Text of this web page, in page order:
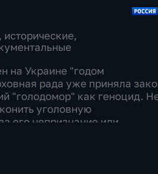
, исторические,
на Украине "годом
рада уже приняла
"голодомор" как геноцид.
уголовную
его непризнание или
информации, подвергающей